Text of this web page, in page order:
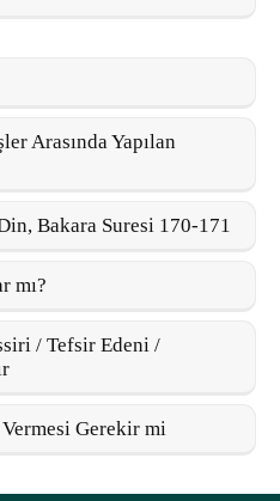
Arasında Yapılan
Bakara Suresi 170-171
mı?
/ Tefsir Edeni /
Gerekir mi